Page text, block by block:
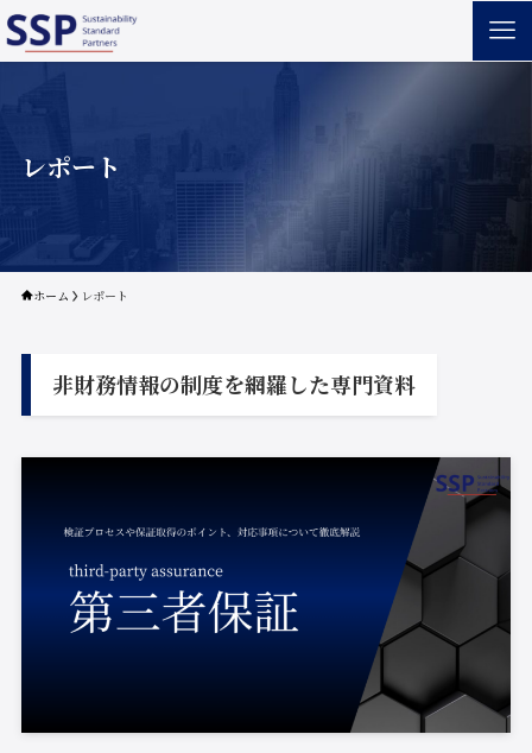
レポート
ホーム レポート
非財務情報の制度を網羅した専門資料